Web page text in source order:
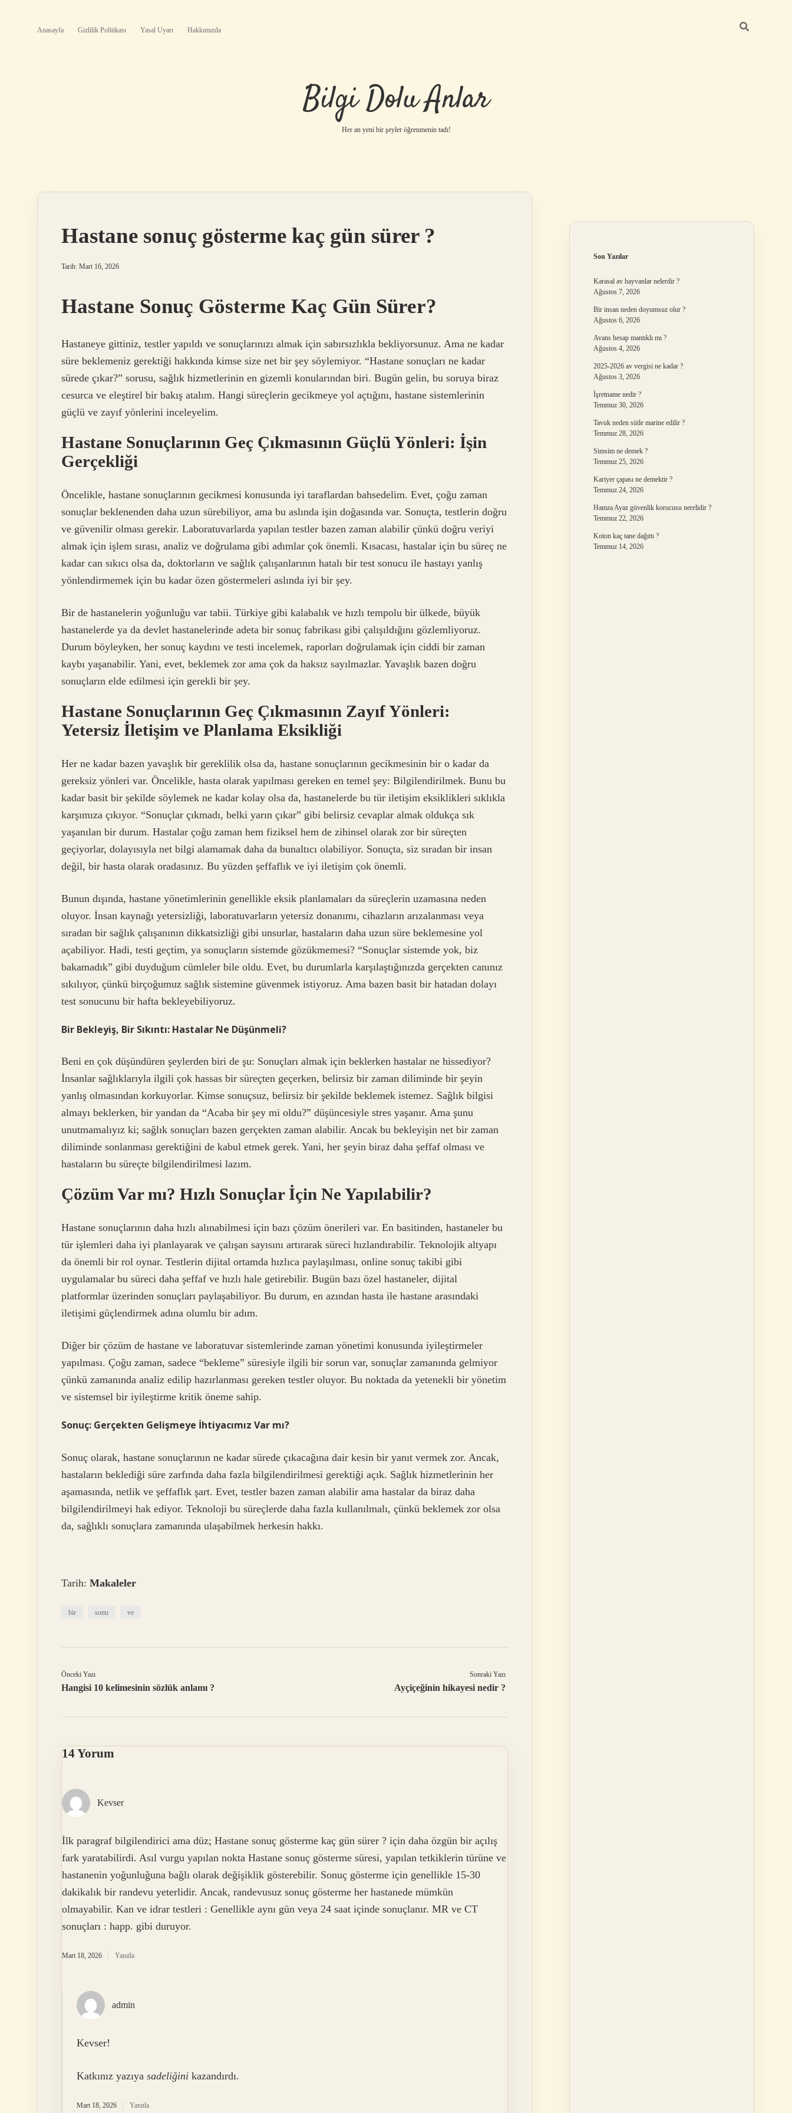
Anasayfa Gizlilik Politikası Yasal Uyarı Hakkımızda
Bilgi Dolu Anlar
Her an yeni bir şeyler öğrenmenin tadı!
Hastane sonuç gösterme kaç gün sürer ?
Tarih: Mart 16, 2026
Hastane Sonuç Gösterme Kaç Gün Sürer?
Hastaneye gittiniz, testler yapıldı ve sonuçlarınızı almak için sabırsızlıkla bekliyorsunuz. Ama ne kadar
süre beklemeniz gerektiği hakkında kimse size net bir şey söylemiyor. “Hastane sonuçları ne kadar
sürede çıkar?” sorusu, sağlık hizmetlerinin en gizemli konularından biri. Bugün gelin, bu soruya biraz
cesurca ve eleştirel bir bakış atalım. Hangi süreçlerin gecikmeye yol açtığını, hastane sistemlerinin
güçlü ve zayıf yönlerini inceleyelim.
Hastane Sonuçlarının Geç Çıkmasının Güçlü Yönleri: İşin
Gerçekliği
Öncelikle, hastane sonuçlarının gecikmesi konusunda iyi taraflardan bahsedelim. Evet, çoğu zaman
sonuçlar beklenenden daha uzun sürebiliyor, ama bu aslında işin doğasında var. Sonuçta, testlerin doğru
ve güvenilir olması gerekir. Laboratuvarlarda yapılan testler bazen zaman alabilir çünkü doğru veriyi
almak için işlem sırası, analiz ve doğrulama gibi adımlar çok önemli. Kısacası, hastalar için bu süreç ne
kadar can sıkıcı olsa da, doktorların ve sağlık çalışanlarının hatalı bir test sonucu ile hastayı yanlış
yönlendirmemek için bu kadar özen göstermeleri aslında iyi bir şey.
Bir de hastanelerin yoğunluğu var tabii. Türkiye gibi kalabalık ve hızlı tempolu bir ülkede, büyük
hastanelerde ya da devlet hastanelerinde adeta bir sonuç fabrikası gibi çalışıldığını gözlemliyoruz.
Durum böyleyken, her sonuç kaydını ve testi incelemek, raporları doğrulamak için ciddi bir zaman
kaybı yaşanabilir. Yani, evet, beklemek zor ama çok da haksız sayılmazlar. Yavaşlık bazen doğru
sonuçların elde edilmesi için gerekli bir şey.
Hastane Sonuçlarının Geç Çıkmasının Zayıf Yönleri:
Yetersiz İletişim ve Planlama Eksikliği
Her ne kadar bazen yavaşlık bir gereklilik olsa da, hastane sonuçlarının gecikmesinin bir o kadar da
gereksiz yönleri var. Öncelikle, hasta olarak yapılması gereken en temel şey: Bilgilendirilmek. Bunu bu
kadar basit bir şekilde söylemek ne kadar kolay olsa da, hastanelerde bu tür iletişim eksiklikleri sıklıkla
karşımıza çıkıyor. “Sonuçlar çıkmadı, belki yarın çıkar” gibi belirsiz cevaplar almak oldukça sık
yaşanılan bir durum. Hastalar çoğu zaman hem fiziksel hem de zihinsel olarak zor bir süreçten
geçiyorlar, dolayısıyla net bilgi alamamak daha da bunaltıcı olabiliyor. Sonuçta, siz sıradan bir insan
değil, bir hasta olarak oradasınız. Bu yüzden şeffaflık ve iyi iletişim çok önemli.
Bunun dışında, hastane yönetimlerinin genellikle eksik planlamaları da süreçlerin uzamasına neden
oluyor. İnsan kaynağı yetersizliği, laboratuvarların yetersiz donanımı, cihazların arızalanması veya
sıradan bir sağlık çalışanının dikkatsizliği gibi unsurlar, hastaların daha uzun süre beklemesine yol
açabiliyor. Hadi, testi geçtim, ya sonuçların sistemde gözükmemesi? “Sonuçlar sistemde yok, biz
bakamadık” gibi duyduğum cümleler bile oldu. Evet, bu durumlarla karşılaştığınızda gerçekten canınız
sıkılıyor, çünkü birçoğumuz sağlık sistemine güvenmek istiyoruz. Ama bazen basit bir hatadan dolayı
test sonucunu bir hafta bekleyebiliyoruz.
Bir Bekleyiş, Bir Sıkıntı: Hastalar Ne Düşünmeli?
Beni en çok düşündüren şeylerden biri de şu: Sonuçları almak için beklerken hastalar ne hissediyor?
İnsanlar sağlıklarıyla ilgili çok hassas bir süreçten geçerken, belirsiz bir zaman diliminde bir şeyin
yanlış olmasından korkuyorlar. Kimse sonuçsuz, belirsiz bir şekilde beklemek istemez. Sağlık bilgisi
almayı beklerken, bir yandan da “Acaba bir şey mi oldu?” düşüncesiyle stres yaşanır. Ama şunu
unutmamalıyız ki; sağlık sonuçları bazen gerçekten zaman alabilir. Ancak bu bekleyişin net bir zaman
diliminde sonlanması gerektiğini de kabul etmek gerek. Yani, her şeyin biraz daha şeffaf olması ve
hastaların bu süreçte bilgilendirilmesi lazım.
Çözüm Var mı? Hızlı Sonuçlar İçin Ne Yapılabilir?
Hastane sonuçlarının daha hızlı alınabilmesi için bazı çözüm önerileri var. En basitinden, hastaneler bu
tür işlemleri daha iyi planlayarak ve çalışan sayısını artırarak süreci hızlandırabilir. Teknolojik altyapı
da önemli bir rol oynar. Testlerin dijital ortamda hızlıca paylaşılması, online sonuç takibi gibi
uygulamalar bu süreci daha şeffaf ve hızlı hale getirebilir. Bugün bazı özel hastaneler, dijital
platformlar üzerinden sonuçları paylaşabiliyor. Bu durum, en azından hasta ile hastane arasındaki
iletişimi güçlendirmek adına olumlu bir adım.
Diğer bir çözüm de hastane ve laboratuvar sistemlerinde zaman yönetimi konusunda iyileştirmeler
yapılması. Çoğu zaman, sadece “bekleme” süresiyle ilgili bir sorun var, sonuçlar zamanında gelmiyor
çünkü zamanında analiz edilip hazırlanması gereken testler oluyor. Bu noktada da yetenekli bir yönetim
ve sistemsel bir iyileştirme kritik öneme sahip.
Sonuç: Gerçekten Gelişmeye İhtiyacımız Var mı?
Sonuç olarak, hastane sonuçlarının ne kadar sürede çıkacağına dair kesin bir yanıt vermek zor. Ancak,
hastaların beklediği süre zarfında daha fazla bilgilendirilmesi gerektiği açık. Sağlık hizmetlerinin her
aşamasında, netlik ve şeffaflık şart. Evet, testler bazen zaman alabilir ama hastalar da biraz daha
bilgilendirilmeyi hak ediyor. Teknoloji bu süreçlerde daha fazla kullanılmalı, çünkü beklemek zor olsa
da, sağlıklı sonuçlara zamanında ulaşabilmek herkesin hakkı.
Tarih: Makaleler
bir sonu ve
Önceki Yazı
Hangisi 10 kelimesinin sözlük anlamı ?
Sonraki Yazı
Ayçiçeğinin hikayesi nedir ?
14 Yorum
Kevser
İlk paragraf bilgilendirici ama düz; Hastane sonuç gösterme kaç gün sürer ? için daha özgün bir açılış
fark yaratabilirdi. Asıl vurgu yapılan nokta Hastane sonuç gösterme süresi, yapılan tetkiklerin türüne ve
hastanenin yoğunluğuna bağlı olarak değişiklik gösterebilir. Sonuç gösterme için genellikle 15-30
dakikalık bir randevu yeterlidir. Ancak, randevusuz sonuç gösterme her hastanede mümkün
olmayabilir. Kan ve idrar testleri : Genellikle aynı gün veya 24 saat içinde sonuçlanır. MR ve CT
sonuçları : happ. gibi duruyor.
Mart 18, 2026 Yanıtla
admin
Kevser!
Katkınız yazıya sadeliğini kazandırdı.
Mart 18, 2026 Yanıtla
Son Yazılar
Karasal av hayvanlar nelerdir ?
Ağustos 7, 2026
Bir insan neden doyumsuz olur ?
Ağustos 6, 2026
Avans hesap mantıklı mı ?
Ağustos 4, 2026
2025-2026 av vergisi ne kadar ?
Ağustos 3, 2026
İşretname nedir ?
Temmuz 30, 2026
Tavuk neden sütle marine edilir ?
Temmuz 28, 2026
Simsim ne demek ?
Temmuz 25, 2026
Kariyer çapası ne demektir ?
Temmuz 24, 2026
Hamza Ayaz güvenlik korucusu nerelidir ?
Temmuz 22, 2026
Koton kaç tane dağıttı ?
Temmuz 14, 2026